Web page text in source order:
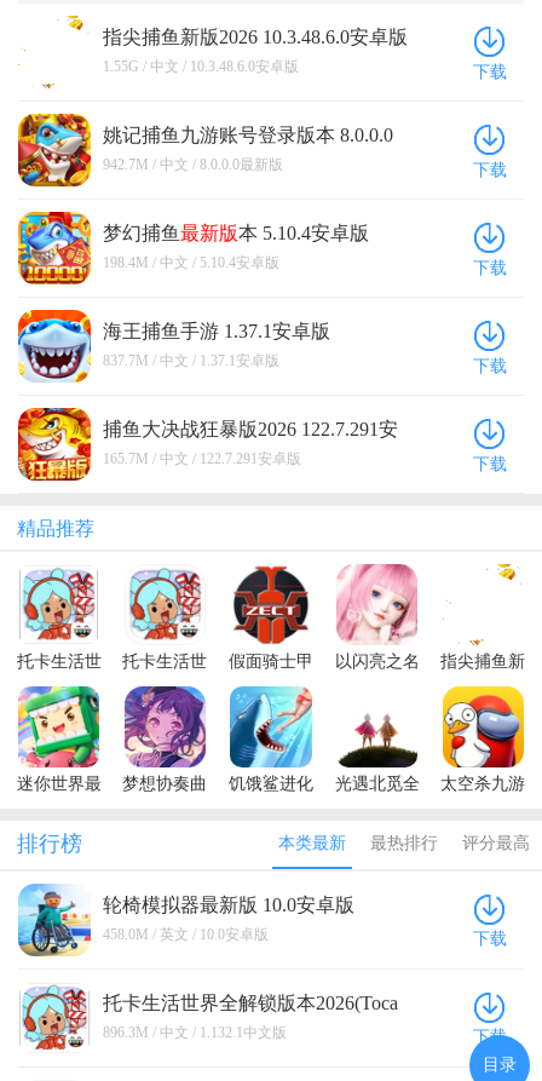
指尖捕鱼新版2026 10.3.48.6.0安卓版
1.55G / 中文 / 10.3.48.6.0安卓版 下载
姚记捕鱼九游账号登录版本 8.0.0.0
最新版
942.7M / 中文 / 8.0.0.0最新版 下载
梦幻捕鱼最新版本 5.10.4安卓版
198.4M / 中文 / 5.10.4安卓版 下载
海王捕鱼手游 1.37.1安卓版
837.7M / 中文 / 1.37.1安卓版 下载
捕鱼大决战狂暴版2026 122.7.291安
卓版
165.7M / 中文 / 122.7.291安卓版 下载
精品推荐
托卡生活世
界全解锁版
本2026(Toca
Life World)
托卡生活世
界内置菜单
版2026
假面骑士甲
斗模拟器最
新版(Zect
Rider Power)
以闪亮之名
指尖捕鱼新
版2026
迷你世界最
梦想协奏曲
饥饿鲨进化
菜单最新版
本2026
光遇北觅全
格)国际服
太空杀九游
排行榜 本类最新 最热排行 评分最高
轮椅模拟器最新版 10.0安卓版
458.0M / 英文 / 10.0安卓版 下载
托卡生活世界全解锁版本2026(Toca
Life World) 1.132.1中文版
896.3M / 中文 / 1.132.1中文版
下载
目录